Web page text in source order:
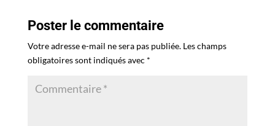
Poster le commentaire
Votre adresse e-mail ne sera pas publiée. Les champs
obligatoires sont indiqués avec *